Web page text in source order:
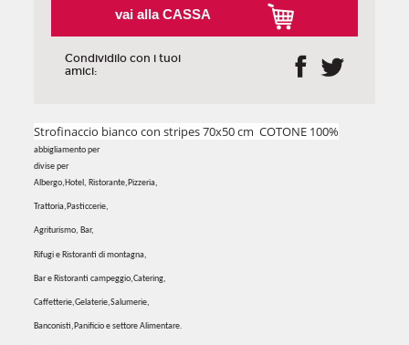
vai alla CASSA
Condividilo con i tuoi
amici:
Strofinaccio bianco con stripes 70x50 cm COTONE 100%
abbigliamento per
divise per
Albergo,Hotel, Ristorante,Pizzeria,
Trattoria,Pasticcerie,
Agriturismo, Bar,
Rifugi e Ristoranti di montagna,
Bar e Ristoranti campeggio,Catering,
Caffetterie,Gelaterie,Salumerie,
Banconisti,Panificio e settore Alimentare.